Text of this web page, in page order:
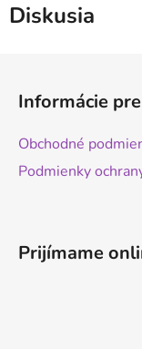
Diskusia
Informácie
Obchodné
Podmienky
Prijímame